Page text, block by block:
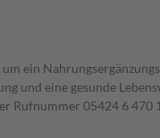
ein
und eine gesunde
Rufnummer 05424 6